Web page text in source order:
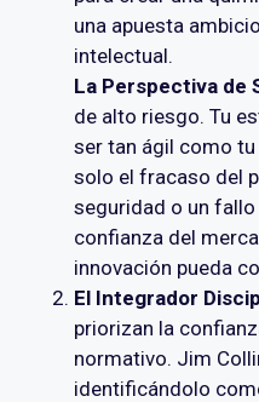
una apuesta
intelectual.
La Perspectiva de
de alto riesgo. Tu
ser tan ágil como tu
solo el fracaso del
seguridad o un
confianza del
innovación pueda
El Integrador
priorizan la
normativo. Jim
identificándolo